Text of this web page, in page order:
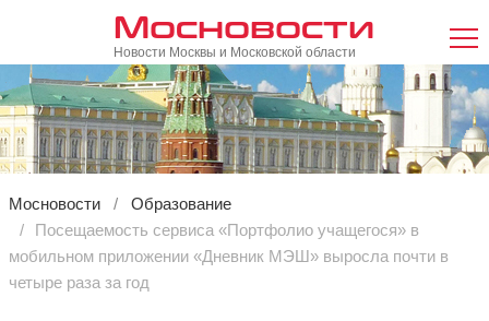
Мосновости
Новости Москвы и Московской области
Мосновости
Образование
Посещаемость сервиса «Портфолио учащегося» в
мобильном приложении «Дневник МЭШ» выросла почти в
четыре раза за год